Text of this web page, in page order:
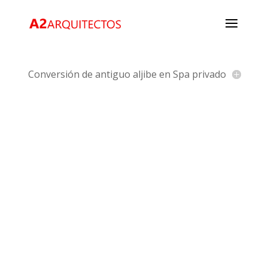
Conversión de antiguo aljibe en Spa privado